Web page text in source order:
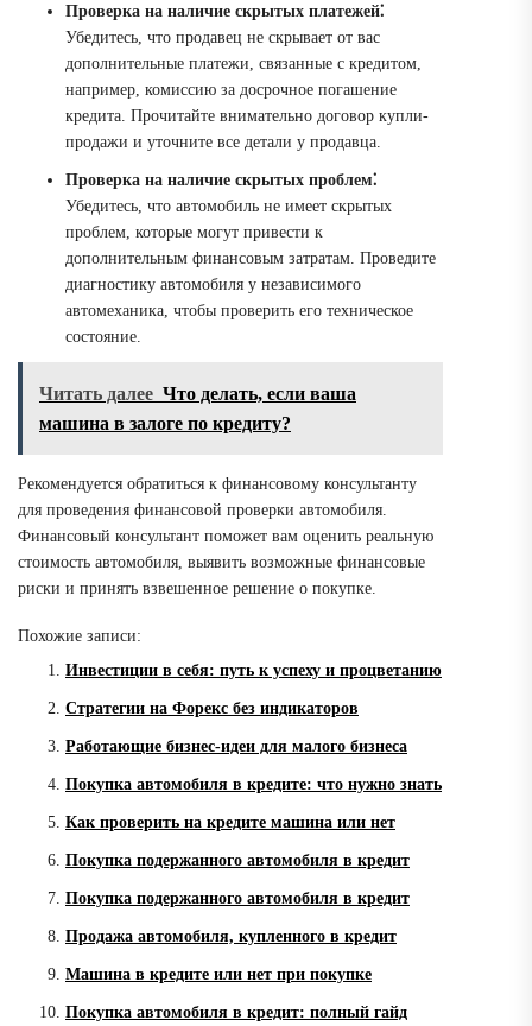
Проверка на наличие скрытых платежей⁚
Убедитесь, что продавец не скрывает от вас
дополнительные платежи, связанные с кредитом,
например, комиссию за досрочное погашение
кредита. Прочитайте внимательно договор купли-
продажи и уточните все детали у продавца.
Проверка на наличие скрытых проблем⁚
Убедитесь, что автомобиль не имеет скрытых
проблем, которые могут привести к
дополнительным финансовым затратам. Проведите
диагностику автомобиля у независимого
автомеханика, чтобы проверить его техническое
состояние.
Читать далее Что делать, если ваша
машина в залоге по кредиту?
Рекомендуется обратиться к финансовому консультанту
для проведения финансовой проверки автомобиля.
Финансовый консультант поможет вам оценить реальную
стоимость автомобиля, выявить возможные финансовые
риски и принять взвешенное решение о покупке.
Похожие записи:
Инвестиции в себя: путь к успеху и процветанию
Стратегии на Форекс без индикаторов
Работающие бизнес-идеи для малого бизнеса
Покупка автомобиля в кредите: что нужно знать
Как проверить на кредите машина или нет
Покупка подержанного автомобиля в кредит
Покупка подержанного автомобиля в кредит
Продажа автомобиля, купленного в кредит
Машина в кредите или нет при покупке
Покупка автомобиля в кредит: полный гайд